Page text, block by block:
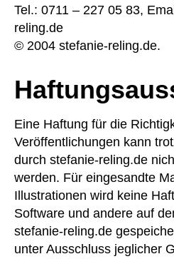
Tel.: 0711 – 227 05 83,
reling.de
© 2004 stefanie-reling.de.
Eine Haftung für die
Veröffentlichungen kann
durch stefanie-reling.de
werden. Für eingesandte
Illustrationen wird keine
Software und andere auf
stefanie-reling.de
unter Ausschluss jeglicher